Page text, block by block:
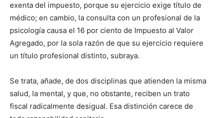
exenta del impuesto, porque su ejercicio exige título de
médico; en cambio, la consulta con un profesional de la
psicología causa el 16 por ciento de Impuesto al Valor
Agregado, por la sola razón de que su ejercicio requiere
un título profesional distinto, subraya.
Se trata, añade, de dos disciplinas que atienden la misma
salud, la mental, y que, no obstante, reciben un trato
fiscal radicalmente desigual. Esa distinción carece de